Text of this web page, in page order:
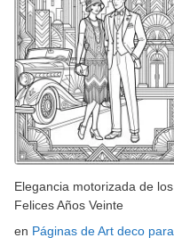
Elegancia motorizada de los
Felices Años Veinte
en Páginas de Art deco para